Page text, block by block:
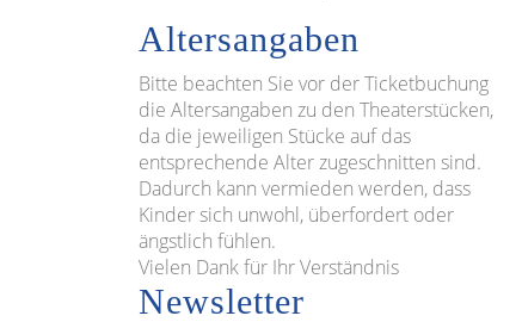
Altersangaben
Bitte beachten Sie vor der Ticketbuchung
die Altersangaben zu den Theaterstücken,
da die jeweiligen Stücke auf das
entsprechende Alter zugeschnitten sind.
Dadurch kann vermieden werden, dass
Kinder sich unwohl, überfordert oder
ängstlich fühlen.
Vielen Dank für Ihr Verständnis
Newsletter